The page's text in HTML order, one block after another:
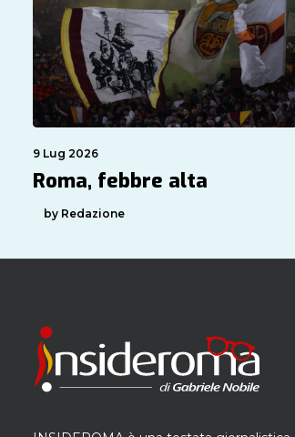
9 Lug 2026
Roma, febbre alta
by Redazione